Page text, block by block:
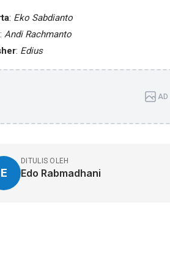
: Eko Sabdianto
: Andi Rachmanto
: Edius
AD
E
DITULIS OLEH
Edo Rabmadhani